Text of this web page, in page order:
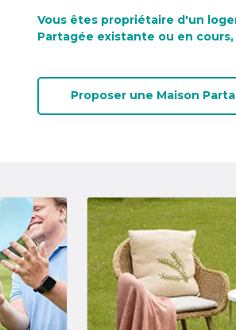
Vous êtes propriétaire d'un
Partagée existante ou en
Proposer une Maison